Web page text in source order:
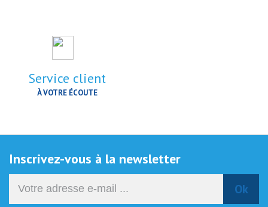
Service client
À VOTRE ÉCOUTE
Inscrivez-vous à la newsletter